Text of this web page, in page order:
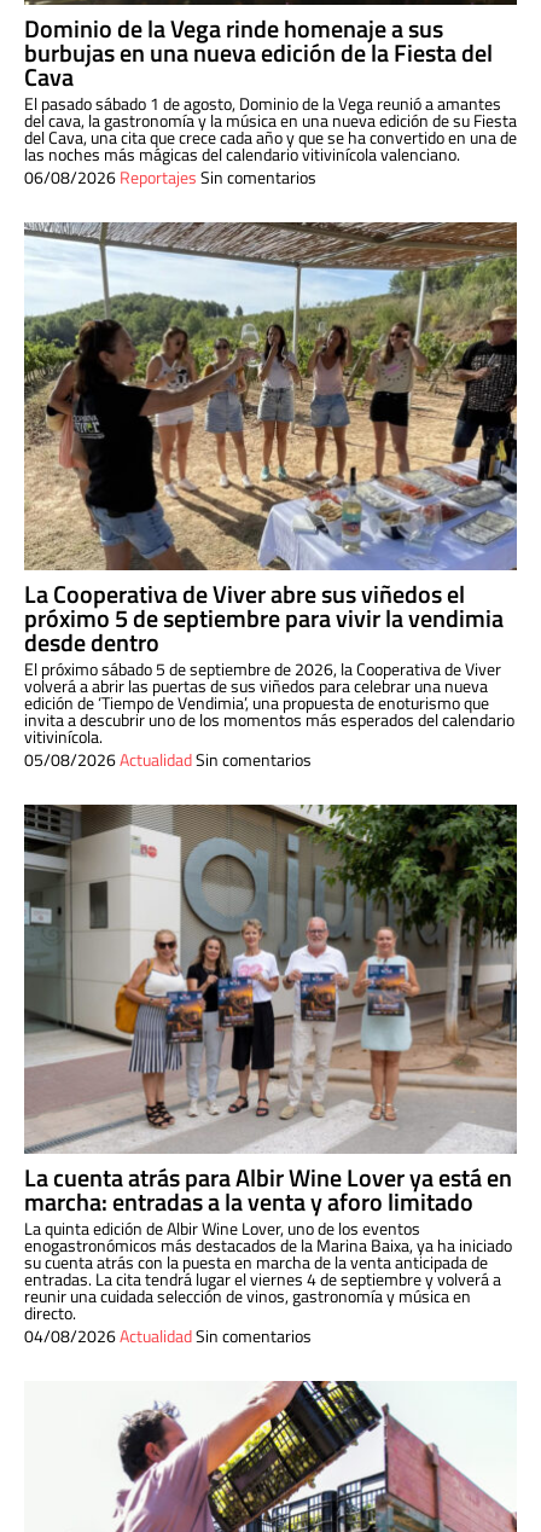
Dominio de la Vega rinde homenaje a sus
burbujas en una nueva edición de la Fiesta del
Cava
El pasado sábado 1 de agosto, Dominio de la Vega reunió a amantes
del cava, la gastronomía y la música en una nueva edición de su Fiesta
del Cava, una cita que crece cada año y que se ha convertido en una de
las noches más mágicas del calendario vitivinícola valenciano.
06/08/2026ReportajesSin comentarios
La Cooperativa de Viver abre sus viñedos el
próximo 5 de septiembre para vivir la vendimia
desde dentro
El próximo sábado 5 de septiembre de 2026, la Cooperativa de Viver
volverá a abrir las puertas de sus viñedos para celebrar una nueva
edición de ‘Tiempo de Vendimia’, una propuesta de enoturismo que
invita a descubrir uno de los momentos más esperados del calendario
vitivinícola.
05/08/2026ActualidadSin comentarios
La cuenta atrás para Albir Wine Lover ya está en
marcha: entradas a la venta y aforo limitado
La quinta edición de Albir Wine Lover, uno de los eventos
enogastronómicos más destacados de la Marina Baixa, ya ha iniciado
su cuenta atrás con la puesta en marcha de la venta anticipada de
entradas. La cita tendrá lugar el viernes 4 de septiembre y volverá a
reunir una cuidada selección de vinos, gastronomía y música en
directo.
04/08/2026ActualidadSin comentarios